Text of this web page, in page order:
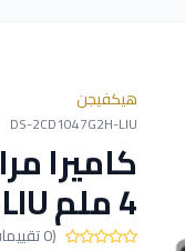
هيكفيجن
DS-2CD1047G2H-LIU
4 ملم DS-2CD1047G2H-LIU (ميكرفون)
(0 تقييمات)